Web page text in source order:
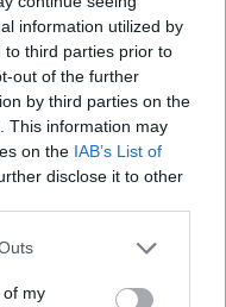
information utilized by
to third parties prior to
out of the further
by third parties on the
This information may
on the IAB’s List of
disclose it to other
one or more Google
You may click to
of my
ομορφιά από την
εντυπωσιακή